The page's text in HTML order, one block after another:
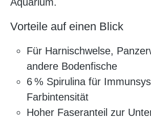
Vorteile auf einen Blick
Für Harnischwelse,
andere Bodenfische
6 % Spirulina für
Farbintensität
Hoher Faseranteil zur